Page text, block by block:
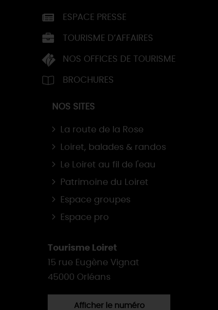
ESPACE PRESSE
TOURISME D’AFFAIRES
NOS OFFICES DE TOURISME
BROCHURES
NOS SITES
La route de la Rose
Loiret, balades & randos
Le Loiret au fil de l'eau
Patrimoine du Loiret
Espace groupes
Espace pro
Tourisme Loiret
15 rue Eugène Vignat
45000 Orléans
Afficher le numéro